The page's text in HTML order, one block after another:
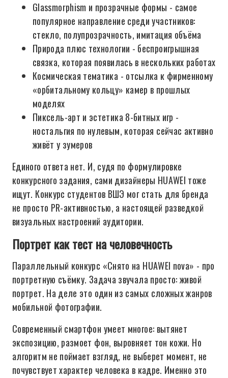
Glassmorphism и прозрачные формы - самое
популярное направление среди участников:
стекло, полупрозрачность, имитация объёма
Природа плюс технологии - беспроигрышная
связка, которая появилась в нескольких работах
Космическая тематика - отсылка к фирменному
«орбитальному кольцу» камер в прошлых
моделях
Пиксель-арт и эстетика 8-битных игр -
ностальгия по нулевым, которая сейчас активно
живёт у зумеров
Единого ответа нет. И, судя по формулировке
конкурсного задания, сами дизайнеры HUAWEI тоже
ищут. Конкурс студентов ВШЭ мог стать для бренда
не просто PR-активностью, а настоящей разведкой
визуальных настроений аудитории.
Портрет как тест на человечность
Параллельный конкурс «Снято на HUAWEI nova» - про
портретную съёмку. Задача звучала просто: живой
портрет. На деле это один из самых сложных жанров
мобильной фотографии.
Современный смартфон умеет многое: вытянет
экспозицию, размоет фон, выровняет тон кожи. Но
алгоритм не поймает взгляд, не выберет момент, не
почувствует характер человека в кадре. Именно это